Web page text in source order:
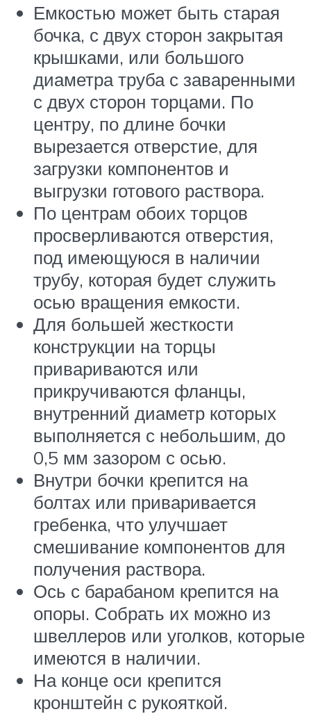
Емкостью может быть старая
бочка, с двух сторон закрытая
крышками, или большого
диаметра труба с заваренными
с двух сторон торцами. По
центру, по длине бочки
вырезается отверстие, для
загрузки компонентов и
выгрузки готового раствора.
По центрам обоих торцов
просверливаются отверстия,
под имеющуюся в наличии
трубу, которая будет служить
осью вращения емкости.
Для большей жесткости
конструкции на торцы
привариваются или
прикручиваются фланцы,
внутренний диаметр которых
выполняется с небольшим, до
0,5 мм зазором с осью.
Внутри бочки крепится на
болтах или приваривается
гребенка, что улучшает
смешивание компонентов для
получения раствора.
Ось с барабаном крепится на
опоры. Собрать их можно из
швеллеров или уголков, которые
имеются в наличии.
На конце оси крепится
кронштейн с рукояткой.